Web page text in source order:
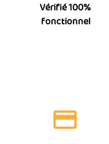
Vérifié 100%
fonctionnel